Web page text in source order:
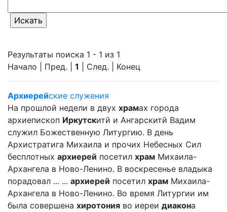
Результаты поиска 1 - 1 из 1
Начало | Пред. | 1 | След. | Конец
Архиерейские служения
На прошлой недели в двух храмах города
архиепископ Иркутскитй и Ангарскитй Вадим
служил Божественную Литургию. В день
Архистратига Михаила и прочих Небесных Сил
бесплотных архиерей посетил храм Михаила-
Архангела в Ново-Ленино. В воскресенье владыка
порадовал ... ... архиерей посетил храм Михаила-
Архангела в Ново-Ленино. Во время Литургии им
была совершена хиротония во иереи диакона